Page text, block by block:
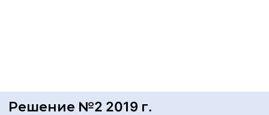
Решение №2 2019 г.